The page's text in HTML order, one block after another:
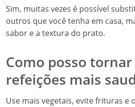
Sim, muitas vezes é possível
outros que você tenha em casa,
sabor e a textura do prato.
Como posso
refeições mais
Use mais vegetais, evite frituras e